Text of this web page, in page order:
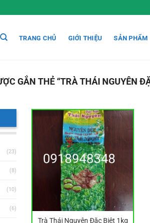
TRANG CHỦ GIỚI THIỆU SẢN PHẨM
GẮN THẺ “TRÀ THÁI NGUYÊN
(23)
(8)
(10)
(6)
Trà Thái Nguyên Đặc Biệt 1kg